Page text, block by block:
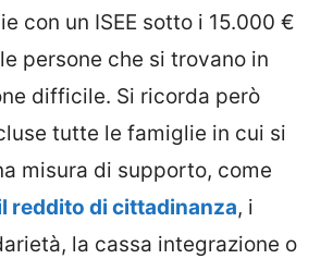
con un ISEE sotto i 15.000 €
persone che si trovano in
difficile. Si ricorda però
tutte le famiglie in cui si
misura di supporto, come
reddito di cittadinanza, i
la cassa integrazione o